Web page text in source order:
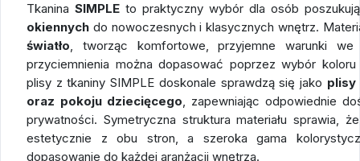
Tkanina SIMPLE to praktyczny wybór dla osób
okiennych do nowoczesnych i klasycznych wnętrz.
światło, tworząc komfortowe, przyjemne warunki
przyciemnienia można dopasować poprzez wybór
plisy z tkaniny SIMPLE doskonale sprawdzą się jako plisy
oraz pokoju dziecięcego, zapewniając odpowiednie
prywatności. Symetryczna struktura materiału sprawia,
estetycznie z obu stron, a szeroka gama
dopasowanie do każdej aranżacji wnętrza.